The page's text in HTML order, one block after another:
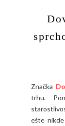
Značka
trhu.
ešte